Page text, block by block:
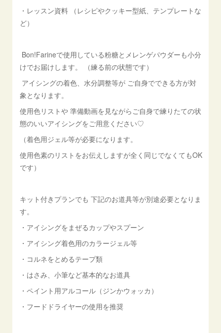
・レッスン資料 （レシピやクッキー型紙、テンプレートな
ど）
Bon!Farineで使用している粉糖とメレンゲパウダーも小分
けでお届けします。 （練る前の状態です）
アイシングの着色、水分調整等が ご自身でできる方が対
象となります。
使用色リストや 準備動画を見ながらご自身で練りたての状
態のいいアイシングをご用意ください♡
（着色用ジェル等が必要になります。
使用色素のリストをお伝えしますが全く同じでなくてもOK
です）
キット付きプランでも 下記のお道具等が別途必要となりま
す。
・アイシングをまぜるカップやスプーン
・アイシング着色用のカラージェル等
・コルネをとめるテープ類
・はさみ、小筆など基本的なお道具
・ペイント用アルコール（ジンかウォッカ）
・フードドライヤーの使用を推奨